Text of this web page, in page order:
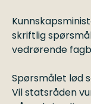
skriftlig
vedrørende
Spørsmålet lød
Vil statsråden